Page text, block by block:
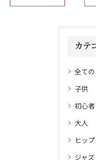
カテ
全て
子供
初心者
大人
ヒッ
ジャズ